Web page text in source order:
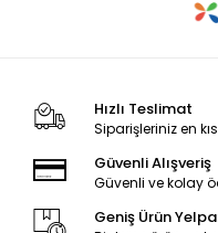
Hızlı Teslimat
Siparişleriniz en
Güvenli Alışveriş
Güvenli ve kolay
Geniş Ürün